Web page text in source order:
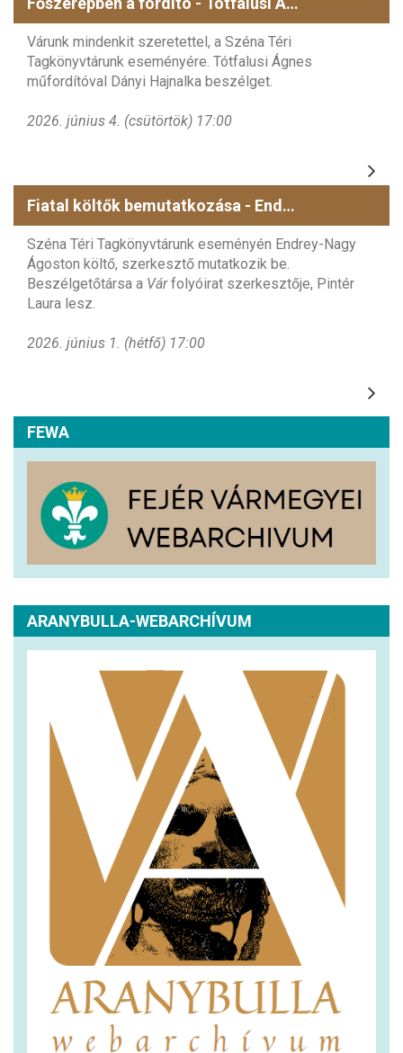
Várunk mindenkit szeretettel, a Széna Téri
Tagkönyvtárunk eseményére. Tótfalusi Ágnes
műfordítóval Dányi Hajnalka beszélget.
2026. június 4. (csütörtök) 17:00
Fiatal költők bemutatkozása - Endrey-Nagy Ágoston
Széna Téri Tagkönyvtárunk eseményén Endrey-Nagy
Ágoston költő, szerkesztő mutatkozik be.
Beszélgetőtársa a Várfolyóirat szerkesztője, Pintér
Laura lesz.
2026. június 1. (hétfő) 17:00
FEWA
ARANYBULLA-WEBARCHÍVUM